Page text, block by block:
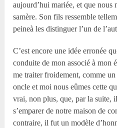
aujourd’hui mariée, et que nous
samère. Son fils ressemble
peineà les distinguer l’un de
C’est encore une idée erronée
conduite de mon associé à mon
me traiter froidement, comme
oncle et moi nous eûmes cette
vrai, non plus, que, par la suite,
s’emparer de notre maison de
contraire, il fut un modèle